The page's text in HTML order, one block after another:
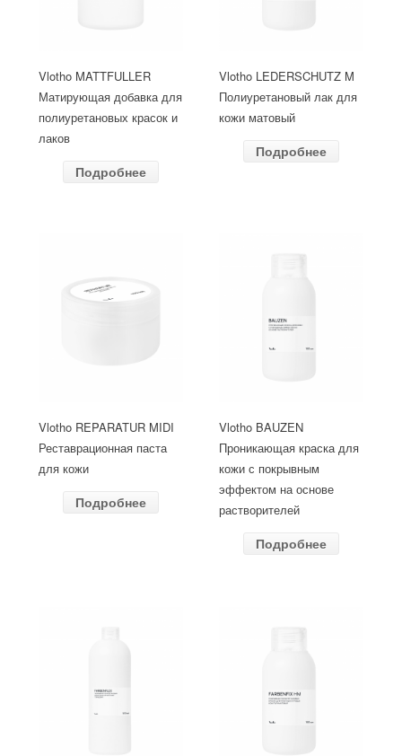
Vlotho MATTFULLER
Матирующая добавка для
полиуретановых красок и
лаков
Подробнее
Vlotho LEDERSCHUTZ M
Полиуретановый лак для
кожи матовый
Подробнее
Vlotho REPARATUR MIDI
Реставрационная паста
для кожи
Подробнее
Vlotho BAUZEN
Проникающая краска для
кожи с покрывным
эффектом на основе
растворителей
Подробнее